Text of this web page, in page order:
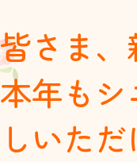
皆さま
本年も
しいた